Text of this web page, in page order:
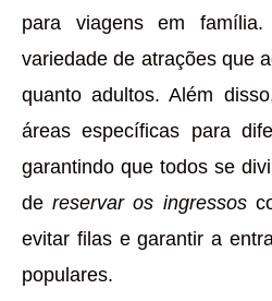
para viagens em
variedade de atrações que
quanto adultos. Além
áreas específicas para
garantindo que todos se
dereservar os ingressos
evitar filas e garantir a
populares.